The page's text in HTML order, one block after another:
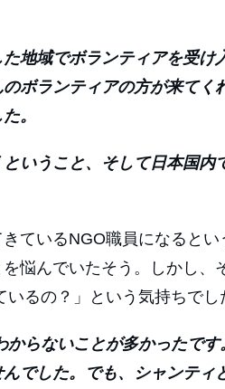
地域でボランティアを受
ボランティアの方が来て
。
いうこと、そして日本国
ているNGO職員になると
悩んでいたそう。しかし
るの？」という気持ちでし
からないことが多かったで
でした。でも、シャンテ